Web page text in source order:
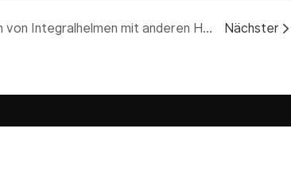
Vergleich von Integralhelmen mit anderen Helmtypen Nächster